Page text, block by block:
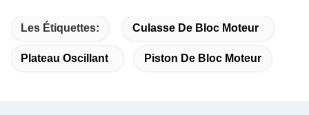
Les Étiquettes: Culasse De Bloc Moteur
Plateau Oscillant Piston De Bloc Moteur